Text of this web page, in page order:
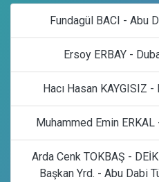
Fundagül BACI - Abu
Ersoy ERBAY -
Hacı Hasan KAYGISIZ
Muhammed Emin
Arda Cenk TOKBAŞ -
Başkan Yrd. - Abu Dabi